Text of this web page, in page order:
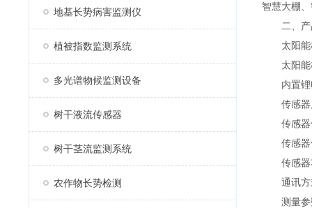
地基长势病害监测仪
植被指数监测系统
多光谱物候监测设备
树干液流传感器
树干茎流监测系统
农作物长势检测
智慧大棚
二、产
太阳能
太阳能
内置锂
传感器
传感器
传感器
传感器
通讯方
测量参数